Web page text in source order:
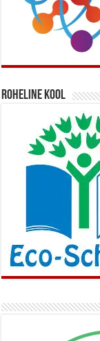
Roheline kool